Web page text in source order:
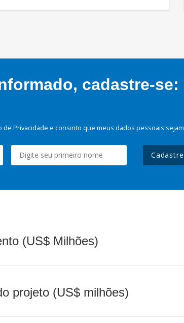
cadastre-se:
de Privacidade e consinto que meus dados pessoais
(US$ Milhões)
projeto (US$ milhões)